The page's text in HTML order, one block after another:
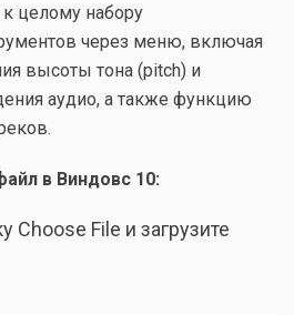
к целому набору
через меню, включая
высоты тона (pitch) и
аудио, а также функцию
в Виндовс 10:
Choose File и загрузите